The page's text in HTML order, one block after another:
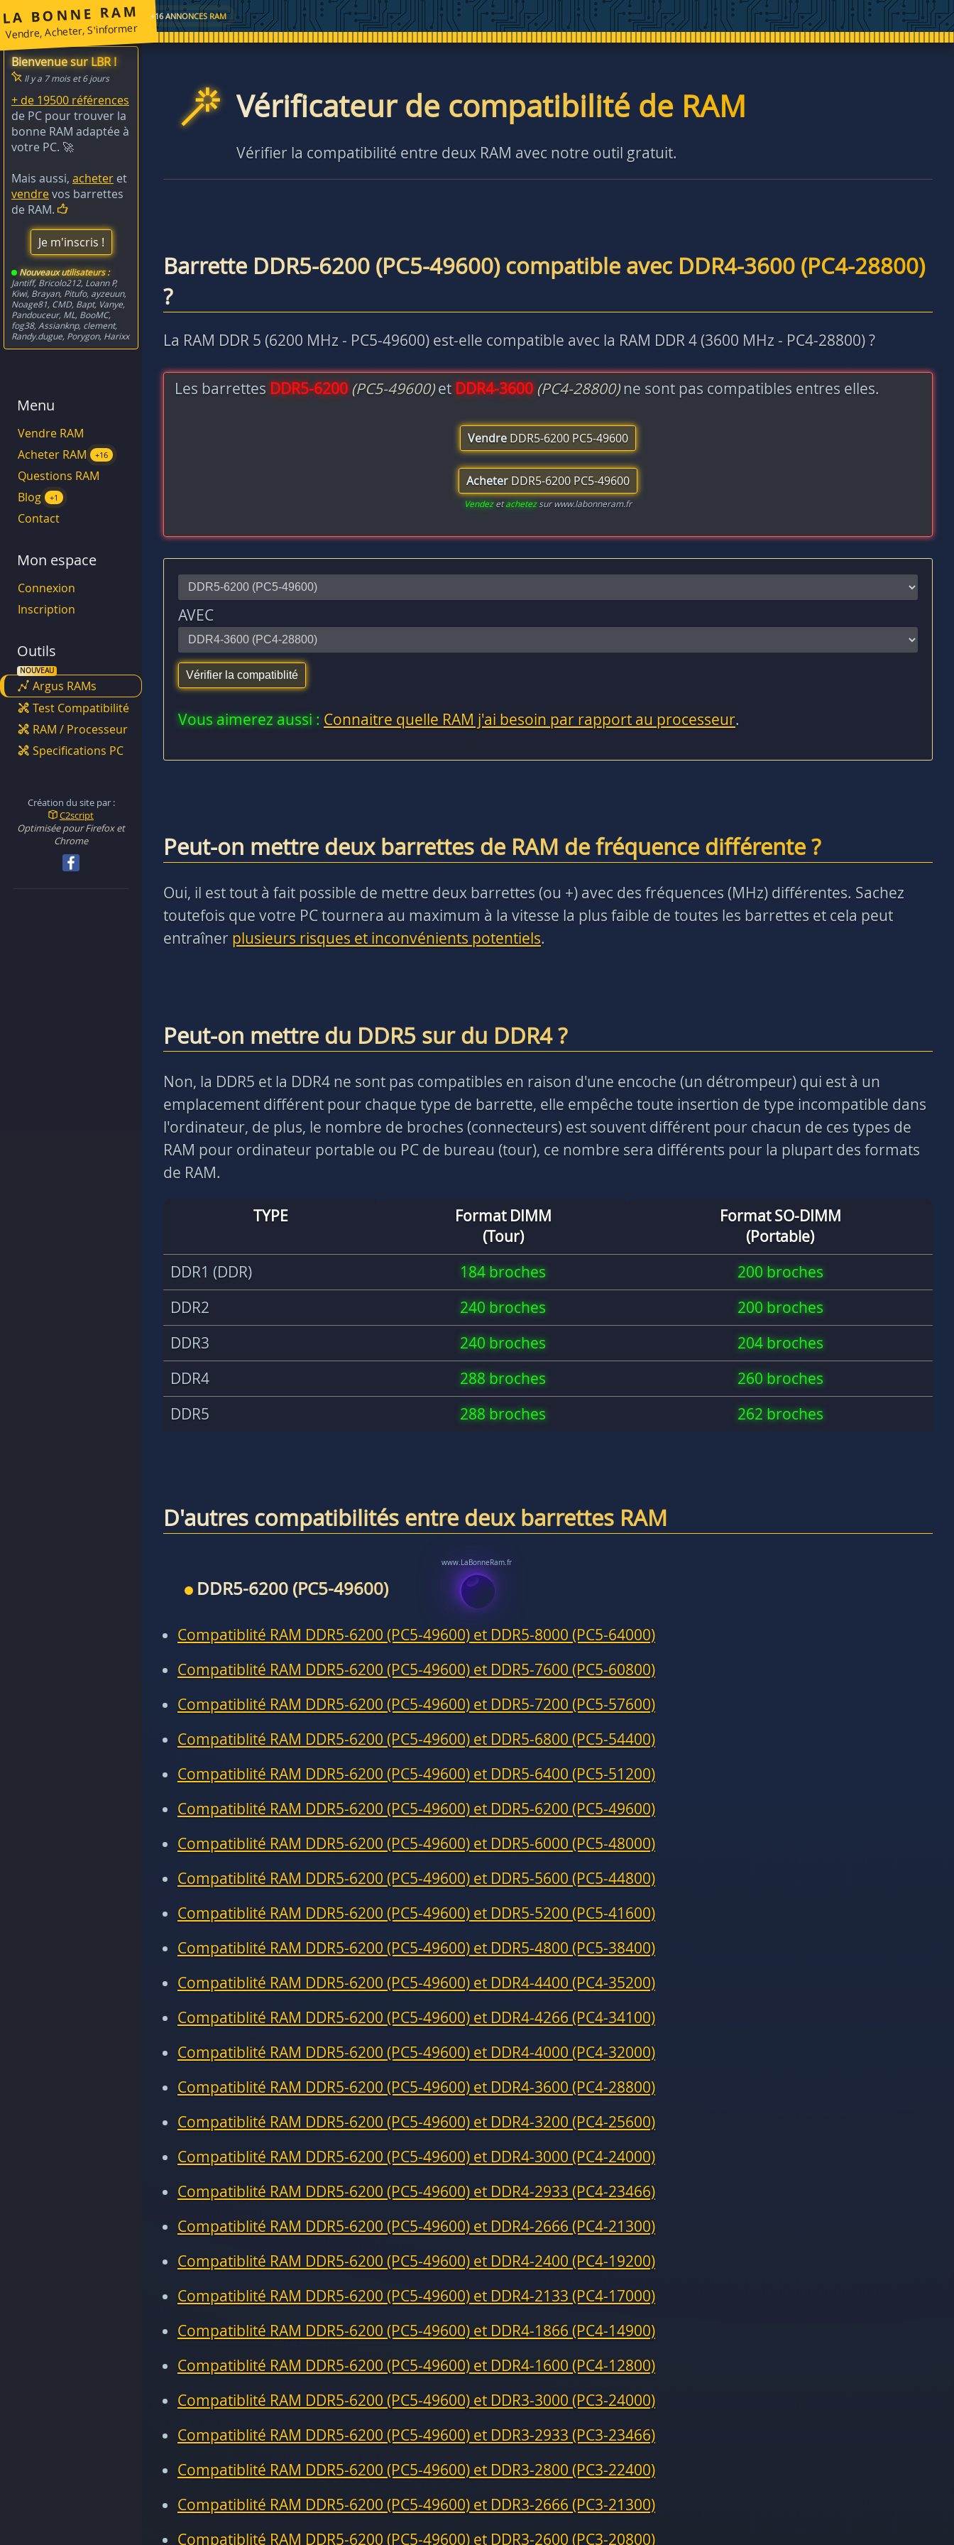
LA BONNE RAM
Vendre, Acheter, S'informer
+16 ANNONCES RAM
Vérificateur de compatibilité de RAM
Vérifier la compatibilité entre deux RAM avec notre outil gratuit.
Barrette DDR5-6200 (PC5-49600) compatible avec DDR4-3600 (PC4-28800)
?
La RAM DDR 5 (6200 MHz - PC5-49600) est-elle compatible avec la RAM DDR 4 (3600 MHz - PC4-28800) ?
Les barrettes DDR5-6200 (PC5-49600)et DDR4-3600 (PC4-28800)ne sont pas compatibles entres elles.
Vendre DDR5-6200 PC5-49600
Acheter DDR5-6200 PC5-49600
Vendezetachetezsur www.labonneram.fr
AVEC
Vous aimerez aussi : Connaitre quelle RAM j'ai besoin par rapport au processeur.
Peut-on mettre deux barrettes de RAM de fréquence différente ?
Oui, il est tout à fait possible de mettre deux barrettes (ou +) avec des fréquences (MHz) différentes. Sachez
toutefois que votre PC tournera au maximum à la vitesse la plus faible de toutes les barrettes et cela peut
entraîner plusieurs risques et inconvénients potentiels.
Peut-on mettre du DDR5 sur du DDR4 ?
Non, la DDR5 et la DDR4 ne sont pas compatibles en raison d'une encoche (un détrompeur) qui est à un
emplacement différent pour chaque type de barrette, elle empêche toute insertion de type incompatible dans
l'ordinateur, de plus, le nombre de broches (connecteurs) est souvent différent pour chacun de ces types de
RAM pour ordinateur portable ou PC de bureau (tour), ce nombre sera différents pour la plupart des formats
de RAM.
TYPE
Format DIMM
(Tour)
Format SO-DIMM
(Portable)
DDR1 (DDR)
184 broches
200 broches
DDR2
240 broches
200 broches
DDR3
240 broches
204 broches
DDR4
288 broches
260 broches
DDR5
288 broches 262 broches
D'autres compatibilités entre deux barrettes RAM
DDR5-6200 (PC5-49600)
Compatiblité RAM DDR5-6200 (PC5-49600) et DDR5-8000 (PC5-64000)
Compatiblité RAM DDR5-6200 (PC5-49600) et DDR5-7600 (PC5-60800)
Compatiblité RAM DDR5-6200 (PC5-49600) et DDR5-7200 (PC5-57600)
Compatiblité RAM DDR5-6200 (PC5-49600) et DDR5-6800 (PC5-54400)
Compatiblité RAM DDR5-6200 (PC5-49600) et DDR5-6400 (PC5-51200)
Compatiblité RAM DDR5-6200 (PC5-49600) et DDR5-6200 (PC5-49600)
Compatiblité RAM DDR5-6200 (PC5-49600) et DDR5-6000 (PC5-48000)
Compatiblité RAM DDR5-6200 (PC5-49600) et DDR5-5600 (PC5-44800)
Compatiblité RAM DDR5-6200 (PC5-49600) et DDR5-5200 (PC5-41600)
Compatiblité RAM DDR5-6200 (PC5-49600) et DDR5-4800 (PC5-38400)
Compatiblité RAM DDR5-6200 (PC5-49600) et DDR4-4400 (PC4-35200)
Compatiblité RAM DDR5-6200 (PC5-49600) et DDR4-4266 (PC4-34100)
Compatiblité RAM DDR5-6200 (PC5-49600) et DDR4-4000 (PC4-32000)
Compatiblité RAM DDR5-6200 (PC5-49600) et DDR4-3600 (PC4-28800)
Compatiblité RAM DDR5-6200 (PC5-49600) et DDR4-3200 (PC4-25600)
Compatiblité RAM DDR5-6200 (PC5-49600) et DDR4-3000 (PC4-24000)
Compatiblité RAM DDR5-6200 (PC5-49600) et DDR4-2933 (PC4-23466)
Compatiblité RAM DDR5-6200 (PC5-49600) et DDR4-2666 (PC4-21300)
Compatiblité RAM DDR5-6200 (PC5-49600) et DDR4-2400 (PC4-19200)
Compatiblité RAM DDR5-6200 (PC5-49600) et DDR4-2133 (PC4-17000)
Compatiblité RAM DDR5-6200 (PC5-49600) et DDR4-1866 (PC4-14900)
Compatiblité RAM DDR5-6200 (PC5-49600) et DDR4-1600 (PC4-12800)
Compatiblité RAM DDR5-6200 (PC5-49600) et DDR3-3000 (PC3-24000)
Compatiblité RAM DDR5-6200 (PC5-49600) et DDR3-2933 (PC3-23466)
Compatiblité RAM DDR5-6200 (PC5-49600) et DDR3-2800 (PC3-22400)
Compatiblité RAM DDR5-6200 (PC5-49600) et DDR3-2666 (PC3-21300)
Compatiblité RAM DDR5-6200 (PC5-49600) et DDR3-2600 (PC3-20800)
Bienvenue sur LBR !
Il y a 7 mois et 6 jours
+ de 19500 références
de PC pour trouver la
bonne RAM adaptée à
votre PC. 🚀
Mais aussi, acheter et
vendrevos barrettes
de RAM.
Je m'inscris !
Nouveaux utilisateurs :
Jantiff, Bricolo212, Loann P,
Kiwi, Brayan, Pitufo, ayzeuun,
Noage81, CMD, Bapt, Vanye,
Pandouceur, ML, BooMC,
fog38, Assianknp, clement,
Randy.dugue, Porygon, Harixx
Menu
Vendre RAM
Acheter RAM
+16
Questions RAM
Blog
+1
Contact
Mon espace
Connexion
Inscription
Outils
Argus RAMs
Test Compatibilité
RAM / Processeur
Specifications PC
Création du site par :
C2script
Optimisée pour Firefox et
Chrome